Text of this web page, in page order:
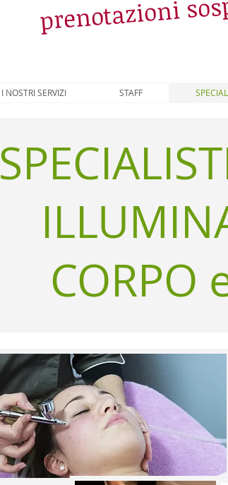
I NOSTRI SERVIZI STAFF
CORPO